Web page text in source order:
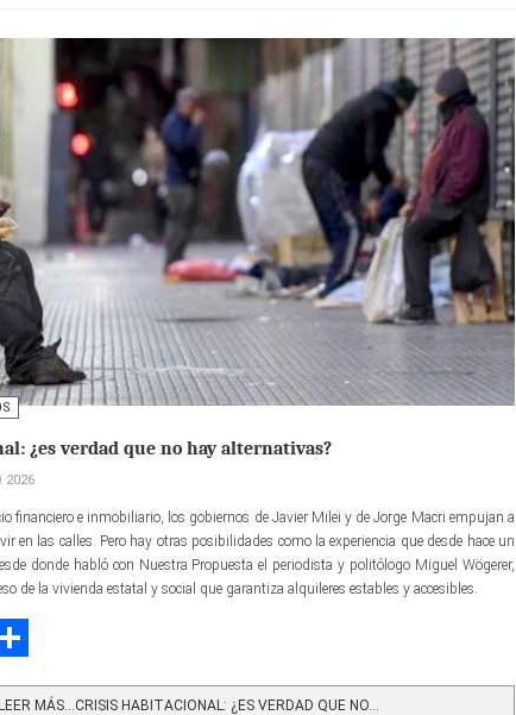
¿es verdad que no hay alternativas?
2026
financiero e inmobiliario, los gobiernos de Javier Milei y de Jorge Macri empujan a
en las calles. Pero hay otras posibilidades como la experiencia que desde hace un
donde habló con Nuestra Propuesta el periodista y politólogo Miguel Wögerer,
de la vivienda estatal y social que garantiza alquileres estables y accesibles.
LEER MÁS…CRISIS HABITACIONAL: ¿ES VERDAD QUE NO...